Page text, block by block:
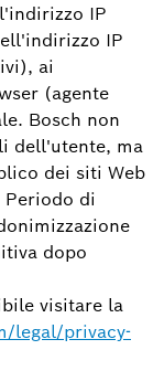
IP
IP
ai
(agente
Bosch non
dell'utente, ma
dei siti Web
di
dopo
visitare la
legal/privacy-